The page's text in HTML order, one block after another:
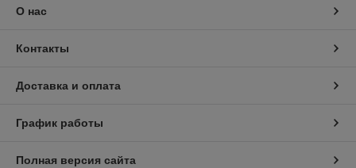
О нас
Контакты
Доставка и оплата
График работы
Полная версия сайта